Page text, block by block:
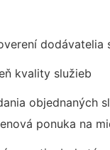
dodávatelia
kvality služieb
objednaných
ponuka na